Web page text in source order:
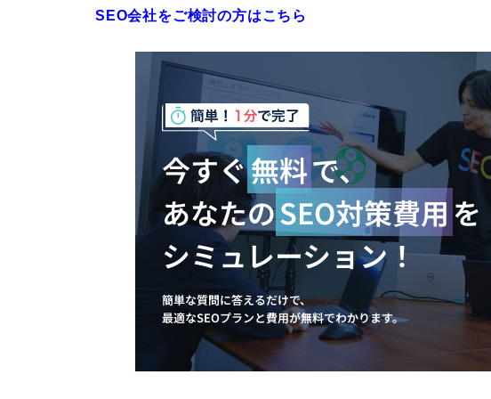
SEO会社をご検討の方はこちら
今すぐ無料で、
あなたのSEO対策費用を
シミュレーション！
簡単な質問に答えるだけで、
最適なSEOプランと費用が無料でわかります。